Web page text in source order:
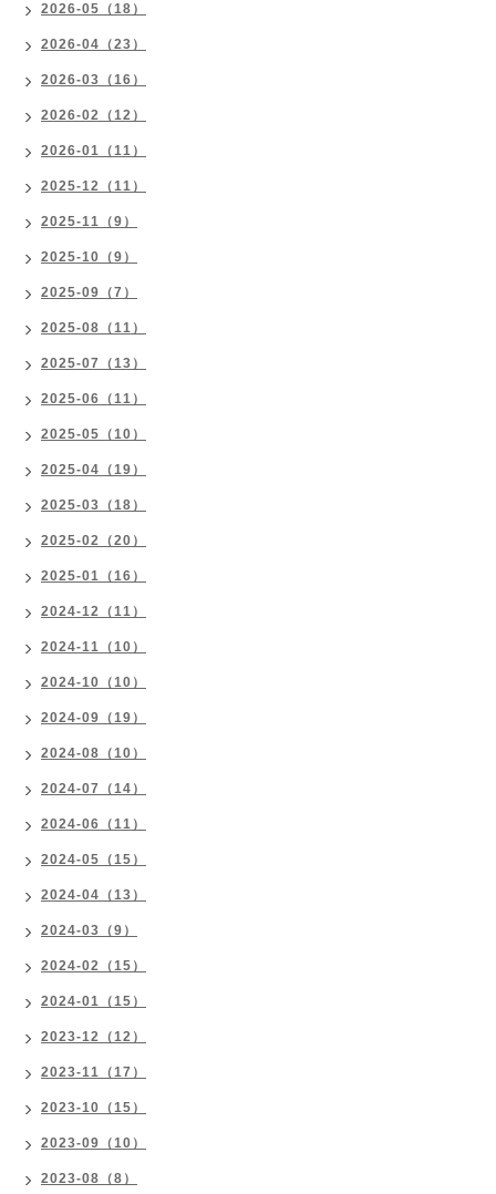
2026-05（18）
2026-04（23）
2026-03（16）
2026-02（12）
2026-01（11）
2025-12（11）
2025-11（9）
2025-10（9）
2025-09（7）
2025-08（11）
2025-07（13）
2025-06（11）
2025-05（10）
2025-04（19）
2025-03（18）
2025-02（20）
2025-01（16）
2024-12（11）
2024-11（10）
2024-10（10）
2024-09（19）
2024-08（10）
2024-07（14）
2024-06（11）
2024-05（15）
2024-04（13）
2024-03（9）
2024-02（15）
2024-01（15）
2023-12（12）
2023-11（17）
2023-10（15）
2023-09（10）
2023-08（8）